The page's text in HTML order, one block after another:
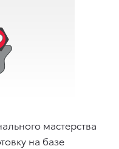
мастерства
на базе